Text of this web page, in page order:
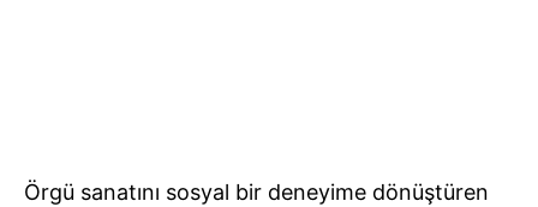
Örgü sanatını sosyal bir deneyime dönüştüren